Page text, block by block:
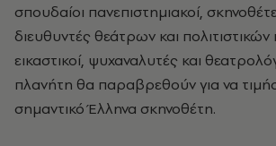
σπουδαίοι πανεπιστημιακοί,
διευθυντές θεάτρων και
εικαστικοί, ψυχαναλυτές και
πλανήτη θα παραβρεθούν για να
σημαντικό Έλληνα σκηνοθέτη.